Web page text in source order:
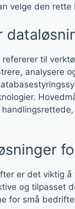
velge den
refererer til
analysere
er det viktig
og tilpasset
for små